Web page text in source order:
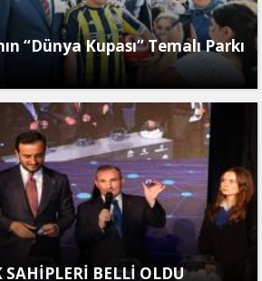
“Dünya Kupası” Temalı Parkı
SAHİPLERİ BELLİ OLDU